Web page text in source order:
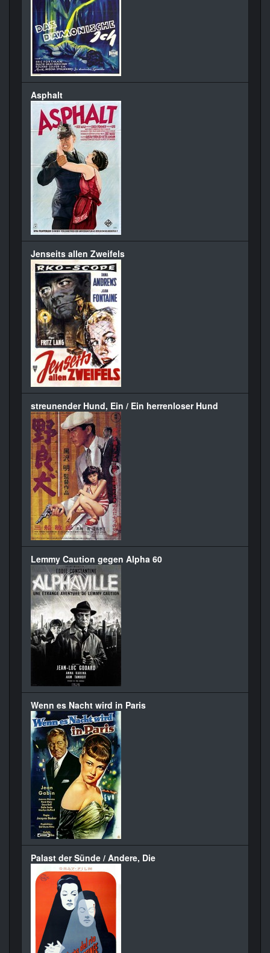
Asphalt
Jenseits allen Zweifels
streunender Hund, Ein / Ein herrenloser Hund
Lemmy Caution gegen Alpha 60
Wenn es Nacht wird in Paris
Palast der Sünde / Andere, Die